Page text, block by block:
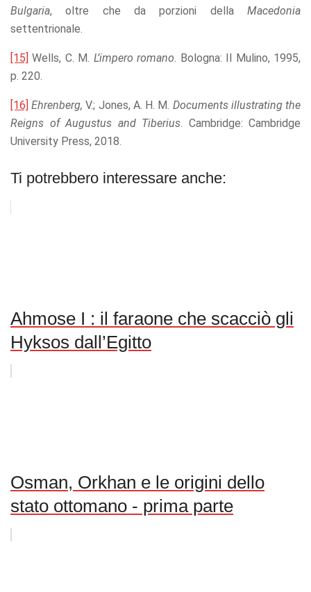
Bulgaria, oltre che da porzioni della Macedonia
settentrionale.
[15] Wells, C. M. L’impero romano . Bologna: Il Mulino, 1995,
p. 220.
[16] Ehrenberg, V.; Jones, A. H. M. Documents illustrating the
Reigns of Augustus and Tiberius . Cambridge: Cambridge
University Press, 2018.
Ti potrebbero interessare anche:
Ahmose I : il faraone che scacciò gli
Hyksos dall’Egitto
Osman, Orkhan e le origini dello
stato ottomano - prima parte